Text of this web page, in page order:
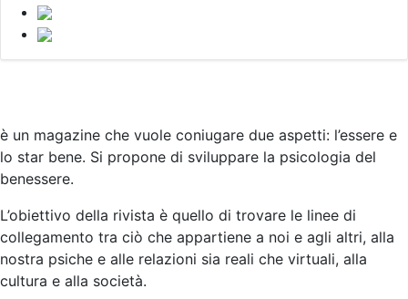
è un magazine che vuole coniugare due aspetti: l’essere e
lo star bene. Si propone di sviluppare la psicologia del
benessere.
L’obiettivo della rivista è quello di trovare le linee di
collegamento tra ciò che appartiene a noi e agli altri, alla
nostra psiche e alle relazioni sia reali che virtuali, alla
cultura e alla società.